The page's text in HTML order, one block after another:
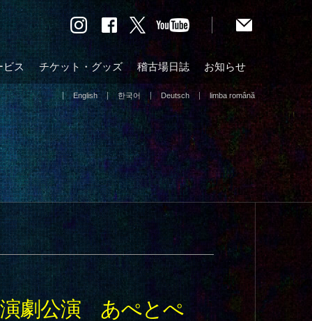
ビス チケット・グッズ 稽古場日誌 お知らせ
English 한국어 Deutsch limba română
演劇公演 あぺとぺ